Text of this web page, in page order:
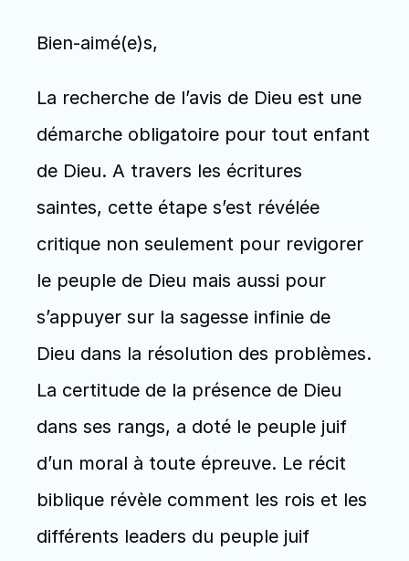
Bien-aimé(e)s,
La recherche de l’avis de Dieu est une
démarche obligatoire pour tout enfant
de Dieu. A travers les écritures
saintes, cette étape s’est révélée
critique non seulement pour revigorer
le peuple de Dieu mais aussi pour
s’appuyer sur la sagesse infinie de
Dieu dans la résolution des problèmes.
La certitude de la présence de Dieu
dans ses rangs, a doté le peuple juif
d’un moral à toute épreuve. Le récit
biblique révèle comment les rois et les
différents leaders du peuple juif